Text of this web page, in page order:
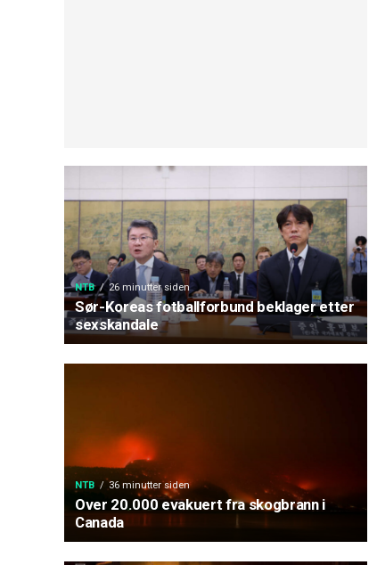
NTB 26 minutter siden
Sør-Koreas fotballforbund beklager etter
sexskandale
NTB 36 minutter siden
Over 20.000 evakuert fra skogbrann i
Canada